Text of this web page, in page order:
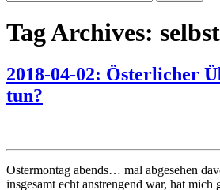
nach:
Tag Archives:
2018-04-02: Österlicher
tun?
Ostermontag abends… mal abgesehen
insgesamt echt anstrengend war, hat mich